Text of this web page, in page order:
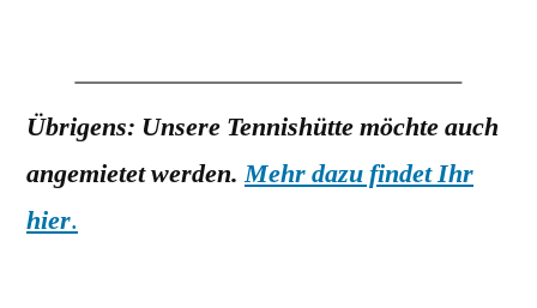
Übrigens: Unsere Tennishütte möchte auch
angemietet werden.Mehr dazu findet Ihr
hier.